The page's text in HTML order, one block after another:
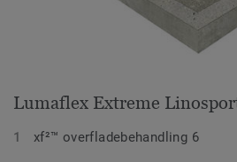
Lumaflex Extreme
xf²™ overfladebehandling 6